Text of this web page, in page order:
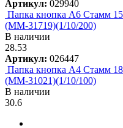
Артикул: 029940
Папка кнопка А6 Стамм
(ММ-31719)(1/10/200)
В наличии
28.53
Артикул: 026447
Папка кнопка А4 Стамм
(ММ-31021)(1/10/100)
В наличии
30.6